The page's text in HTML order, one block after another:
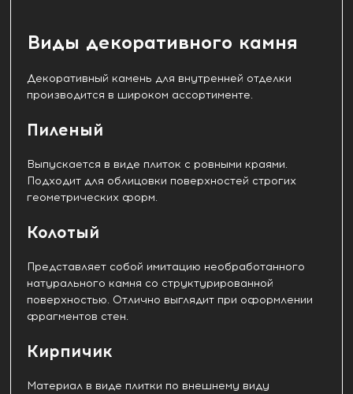
Виды декоративного камня
Декоративный камень для внутренней отделки
производится в широком ассортименте.
Пиленый
Выпускается в виде плиток с ровными краями.
Подходит для облицовки поверхностей строгих
геометрических форм.
Колотый
Представляет собой имитацию необработанного
натурального камня со структурированной
поверхностью. Отлично выглядит при оформлении
фрагментов стен.
Кирпичик
Материал в виде плитки по внешнему виду